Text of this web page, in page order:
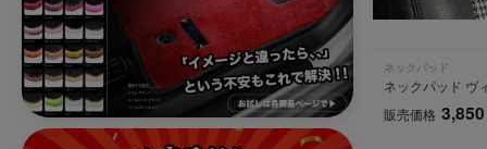
ネックパッド
ネックパッド ヴ
販売価格 3,850